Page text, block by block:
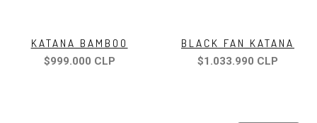
KATANA BAMBOO
$999.000 CLP
BLACK FAN KATANA
$1.033.990 CLP